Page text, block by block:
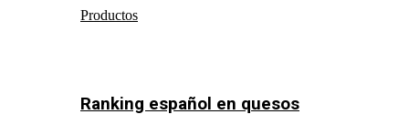
Productos
Ranking español en quesos